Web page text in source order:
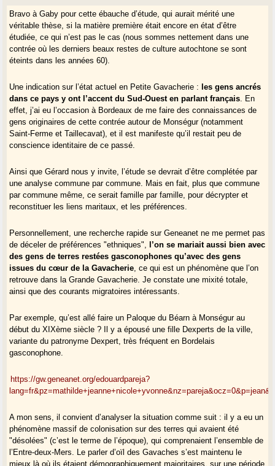
Bravo à Gaby pour cette ébauche d’étude, qui aurait mérité une
véritable thèse, si la matière première était encore en état d’être
étudiée, ce qui n’est pas le cas (nous sommes nettement dans une
contrée où les derniers beaux restes de culture autochtone se sont
éteints dans les années 60).
Une indication sur l’état actuel en Petite Gavacherie : les gens ancrés
dans ce pays y ont l’accent du Sud-Ouest en parlant français. En
effet, j’ai eu l’occasion à Bordeaux de me faire des connaissances de
gens originaires de cette contrée autour de Monségur (notamment
Saint-Ferme et Taillecavat), et il est manifeste qu’il restait peu de
conscience identitaire de ce passé.
Ainsi que Gérard nous y invite, l’étude se devrait d’être complétée par
une analyse commune par commune. Mais en fait, plus que commune
par commune même, ce serait famille par famille, pour décrypter et
reconstituer les liens maritaux, et les préférences.
Personnellement, une recherche rapide sur Geneanet ne me permet pas
de déceler de préférences "ethniques", l’on se mariait aussi bien avec
des gens de terres restées gasconophones qu’avec des gens
issues du cœur de la Gavacherie, ce qui est un phénomène que l’on
retrouve dans la Grande Gavacherie. Je constate une mixité totale,
ainsi que des courants migratoires intéressants.
Par exemple, qu’est allé faire un Paloque du Béarn à Monségur au
début du XIXème siècle ? Il y a épousé une fille Dexperts de la ville,
variante du patronyme Dexpert, très fréquent en Bordelais
gasconophone.
https://gw.geneanet.org/edouardpareja?
A mon sens, il convient d’analyser la situation comme suit : il y a eu un
phénomène massif de colonisation sur des terres qui avaient été
"désolées" (c’est le terme de l’époque), qui comprenaient l’ensemble de
l’Entre-deux-Mers. Le parler d’oïl des Gavaches s’est maintenu le
mieux là où ils étaient démographiquement majoritaires, sur une période